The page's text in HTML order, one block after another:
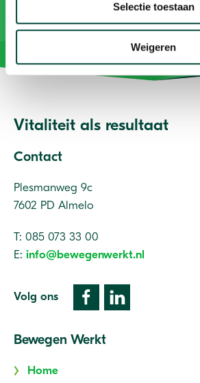
Selectie toestaan
Weigeren
Vitaliteit als resultaat
Contact
Plesmanweg 9c
7602 PD Almelo
T: 085 073 33 00
E: info@bewegenwerkt.nl
Volg ons
Bewegen Werkt
Home